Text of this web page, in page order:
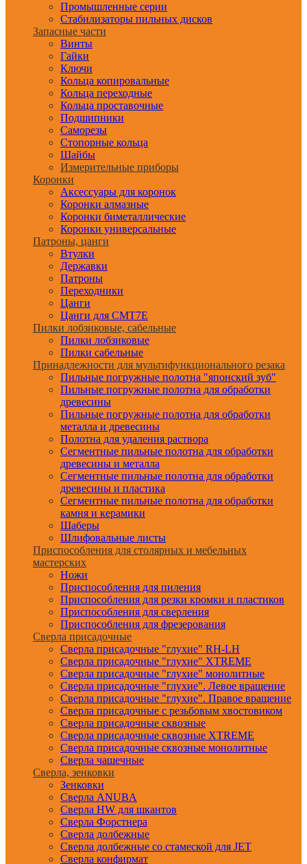
Промышленные серии
Стабилизаторы пильных дисков
Запасные части
Винты
Гайки
Ключи
Кольца копировальные
Кольца переходные
Кольца проставочные
Подшипники
Саморезы
Стопорные кольца
Шайбы
Измерительные приборы
Коронки
Аксессуары для коронок
Коронки алмазные
Коронки биметаллические
Коронки универсальные
Патроны, цанги
Втулки
Державки
Патроны
Переходники
Цанги
Цанги для CMT7E
Пилки лобзиковые, сабельные
Пилки лобзиковые
Пилки сабельные
Принадлежности для мультифункционального резака
Пильные погружные полотна "японский зуб"
Пильные погружные полотна для обработки
древесины
Пильные погружные полотна для обработки
металла и древесины
Полотна для удаления раствора
Сегментные пильные полотна для обработки
древесины и металла
Сегментные пильные полотна для обработки
древесины и пластика
Сегментные пильные полотна для обработки
камня и керамики
Шаберы
Шлифовальные листы
Приспособления для столярных и мебельных
мастерских
Ножи
Приспособления для пиления
Приспособления для резки кромки и пластиков
Приспособления для сверления
Приспособления для фрезерования
Сверла присадочные
Сверла присадочные "глухие" RH-LH
Сверла присадочные "глухие" XTREME
Сверла присадочные "глухие" монолитные
Сверла присадочные "глухие". Левое вращение
Сверла присадочные "глухие". Правое вращение
Сверла присадочные с резьбовым хвостовиком
Сверла присадочные сквозные
Сверла присадочные сквозные XTREME
Сверла присадочные сквозные монолитные
Сверла чашечные
Сверла, зенковки
Зенковки
Сверла ANUBA
Сверла HW для шкантов
Сверла Форстнера
Сверла долбежные
Сверла долбежные со стамеской для JET
Сверла конфирмат